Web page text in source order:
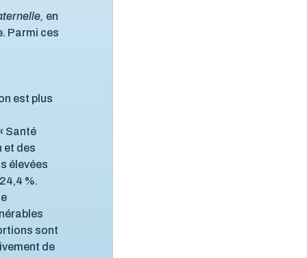
en
Parmi ces
est plus
Santé
et des
élevées
%.
sont
de